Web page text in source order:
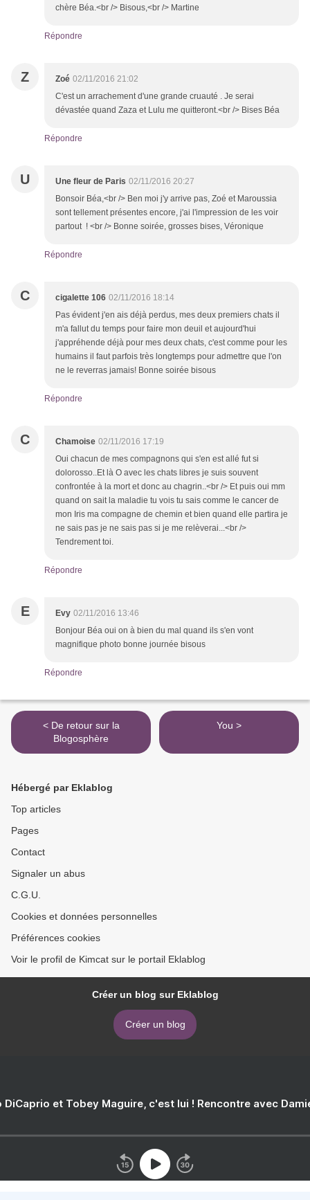
chère Béa.<br /> Bisous,<br /> Martine
Répondre
Z Zoé 02/11/2016 21:02
C'est un arrachement d'une grande cruauté . Je serai
dévastée quand Zaza et Lulu me quitteront.<br /> Bises Béa
Répondre
U Une fleur de Paris 02/11/2016 20:27
Bonsoir Béa,<br /> Ben moi j'y arrive pas, Zoé et Maroussia
sont tellement présentes encore, j'ai l'impression de les voir
partout ! <br /> Bonne soirée, grosses bises, Véronique
Répondre
C cigalette 106 02/11/2016 18:14
Pas évident j'en ais déjà perdus, mes deux premiers chats il
m'a fallut du temps pour faire mon deuil et aujourd'hui
j'appréhende déjà pour mes deux chats, c'est comme pour les
humains il faut parfois très longtemps pour admettre que l'on
ne le reverras jamais! Bonne soirée bisous
Répondre
C Chamoise 02/11/2016 17:19
Oui chacun de mes compagnons qui s'en est allé fut si
dolorosso..Et là O avec les chats libres je suis souvent
confrontée à la mort et donc au chagrin..<br /> Et puis oui mm
quand on sait la maladie tu vois tu sais comme le cancer de
mon Iris ma compagne de chemin et bien quand elle partira je
ne sais pas je ne sais pas si je me relèverai...<br />
Tendrement toi.
Répondre
E Evy 02/11/2016 13:46
Bonjour Béa oui on à bien du mal quand ils s'en vont
magnifique photo bonne journée bisous
Répondre
< De retour sur la
Blogosphère
You >
Hébergé par Eklablog
Top articles
Pages
Contact
Signaler un abus
C.G.U.
Cookies et données personnelles
Préférences cookies
Voir le profil de Kimcat sur le portail Eklablog
Créer un blog sur Eklablog
Créer un blog
DiCaprio et Tobey Maguire, c'est lui ! Rencontre avec